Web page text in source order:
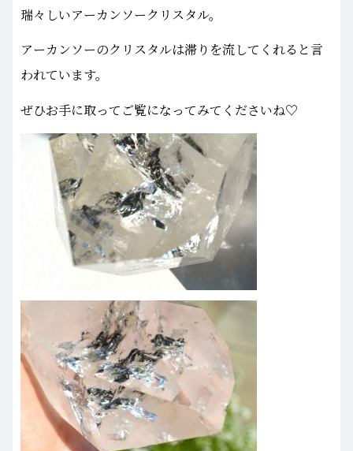
瑞々しいアーカンソークリスタル。
アーカンソーのクリスタルは滞りを流してくれると言
われています。
ぜひお手に取ってご覧になってみてくださいね♡